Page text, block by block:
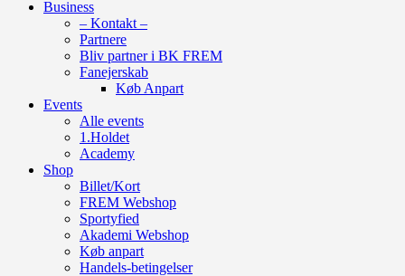
Business
– Kontakt –
Partnere
Bliv partner i BK FREM
Fanejerskab
Køb Anpart
Events
Alle events
1.Holdet
Academy
Shop
Billet/Kort
FREM Webshop
Sportyfied
Akademi Webshop
Køb anpart
Handels-betingelser